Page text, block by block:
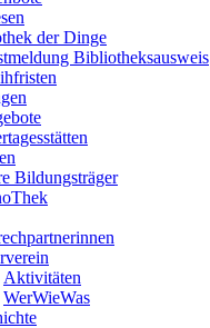
der Dinge
Bibliotheksausweis
Bildungsträger
Aktivitäten
WerWieWas